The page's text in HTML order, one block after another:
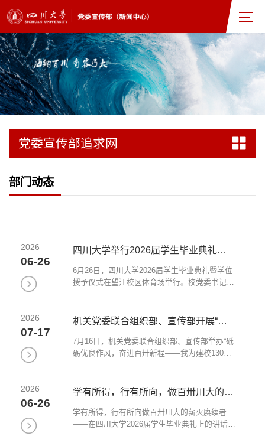
党委宣传部追求网
部门动态
2026
06-26
四川大学举行2026届学生毕业典礼暨学位授予仪式
6月26日，四川大学2026届学生毕业典礼暨学位
授予仪式在望江校区体育场举行。校党委书记甘
院士，杰出教授曹顺庆、詹石窗、霍巍、左卫
2026
07-17
机关党委联合组织部、宣传部开展“砥砺优良作风，奋进百卅新...
7月16日，机关党委联合组织部、宣传部举办“砥
砺优良作风，奋进百卅新程——我为建校130周
副部长李栓久，机关两委委员、机关党支部书
2026
06-26
学有所得，行有所向，做百卅川大的薪火赓续者——校长汪劲松...
学有所得，行有所向做百卅川大的薪火赓续者
——在四川大学2026届学生毕业典礼上的讲话校